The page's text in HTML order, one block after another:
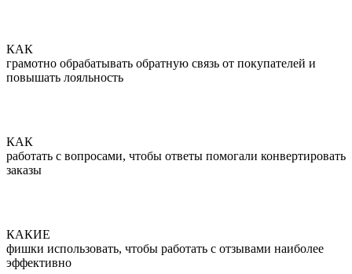
КАК
грамотно обрабатывать обратную связь от покупателей и
повышать лояльность
КАК
работать с вопросами, чтобы ответы помогали конвертировать
заказы
КАКИЕ
фишки использовать, чтобы работать с отзывами наиболее
эффективно